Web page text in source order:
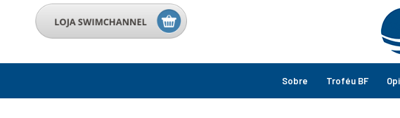
Sobre Troféu BF